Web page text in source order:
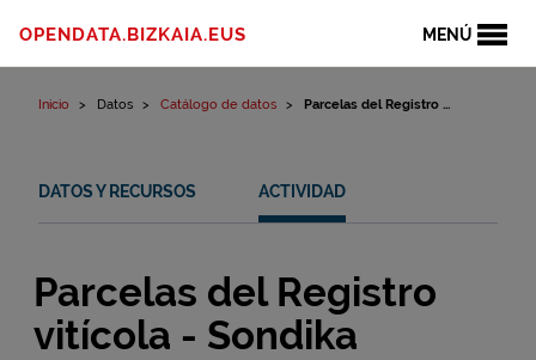
MENÚ
OPENDATA.BIZKAIA.EUS
Inicio Datos Catálogo de datos Parcelas del Registro ...
DATOS Y RECURSOS ACTIVIDAD
Parcelas del Registro
vitícola - Sondika